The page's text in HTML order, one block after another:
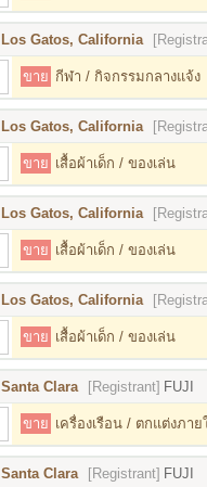
Los Gatos, California
ขาย กีฬา / กิจกรรมกลางแจ้ง
Los Gatos, California
ขาย เสื้อผ้าเด็ก / ของเล่น
Los Gatos, California
ขาย เสื้อผ้าเด็ก / ของเล่น
Los Gatos, California
ขาย เสื้อผ้าเด็ก / ของเล่น
Santa Clara [Registrant] FUJI
ขาย เครื่องเรือน / ตกแต่งภาย
Santa Clara [Registrant] FUJI